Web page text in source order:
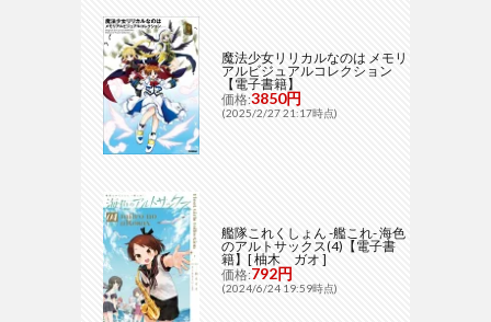
魔法少女リリカルなのは メモリ
アルビジュアルコレクション
【電子書籍】
価格:3850円
(2025/2/27 21:17時点)
艦隊これくしょん -艦これ- 海色
のアルトサックス(4)【電子書
籍】[ 柚木 ガオ ]
価格:792円
(2024/6/24 19:59時点)